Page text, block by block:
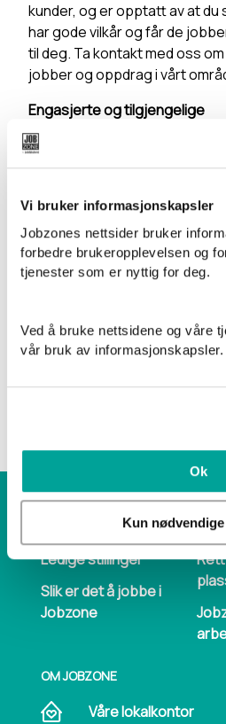
Vi bruker informasjonskapsler
Jobzones nettsider bruker
forbedre brukeropplevelsen og
tjenester som er nyttig for deg.
Ved å bruke nettsidene og våre
vår bruk av informasjonskapsler.
Ok
Kun
kunder, og er opptatt av at du
har gode vilkår og får de
til deg. Ta kontakt med oss
jobber og oppdrag i vårt
Engasjerte og tilgjengelige
Jobzone har en visjon om å
arbeidsgiveren i
som er våre kunder og vikarer,
i ditt lokalmiljø gjør at vi er lett
gjennom hele
mail til
en av våre konsulenter.
Ledige stillinger
Slik er det å jobbe i
Jobzone
OM JOBZONE
Våre lokalkontor